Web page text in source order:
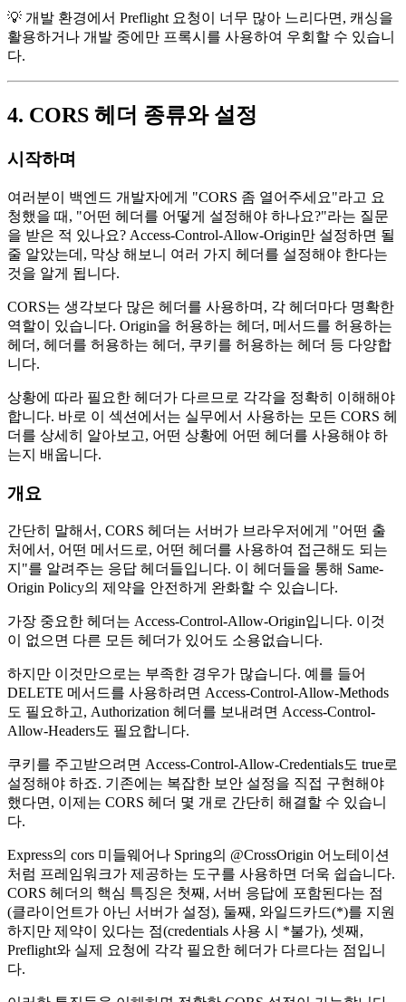
💡 개발 환경에서 Preflight 요청이 너무 많아 느리다면, 캐싱을
활용하거나 개발 중에만 프록시를 사용하여 우회할 수 있습니
다.
4. CORS 헤더 종류와 설정
시작하며
여러분이 백엔드 개발자에게 "CORS 좀 열어주세요"라고 요
청했을 때, "어떤 헤더를 어떻게 설정해야 하나요?"라는 질문
을 받은 적 있나요? Access-Control-Allow-Origin만 설정하면 될
줄 알았는데, 막상 해보니 여러 가지 헤더를 설정해야 한다는
것을 알게 됩니다.
CORS는 생각보다 많은 헤더를 사용하며, 각 헤더마다 명확한
역할이 있습니다. Origin을 허용하는 헤더, 메서드를 허용하는
헤더, 헤더를 허용하는 헤더, 쿠키를 허용하는 헤더 등 다양합
니다.
상황에 따라 필요한 헤더가 다르므로 각각을 정확히 이해해야
합니다. 바로 이 섹션에서는 실무에서 사용하는 모든 CORS 헤
더를 상세히 알아보고, 어떤 상황에 어떤 헤더를 사용해야 하
는지 배웁니다.
개요
간단히 말해서, CORS 헤더는 서버가 브라우저에게 "어떤 출
처에서, 어떤 메서드로, 어떤 헤더를 사용하여 접근해도 되는
지"를 알려주는 응답 헤더들입니다. 이 헤더들을 통해 Same-
Origin Policy의 제약을 안전하게 완화할 수 있습니다.
가장 중요한 헤더는 Access-Control-Allow-Origin입니다. 이것
이 없으면 다른 모든 헤더가 있어도 소용없습니다.
하지만 이것만으로는 부족한 경우가 많습니다. 예를 들어
DELETE 메서드를 사용하려면 Access-Control-Allow-Methods
도 필요하고, Authorization 헤더를 보내려면 Access-Control-
Allow-Headers도 필요합니다.
쿠키를 주고받으려면 Access-Control-Allow-Credentials도 true로
설정해야 하죠. 기존에는 복잡한 보안 설정을 직접 구현해야
했다면, 이제는 CORS 헤더 몇 개로 간단히 해결할 수 있습니
다.
Express의 cors 미들웨어나 Spring의 @CrossOrigin 어노테이션
처럼 프레임워크가 제공하는 도구를 사용하면 더욱 쉽습니다.
CORS 헤더의 핵심 특징은 첫째, 서버 응답에 포함된다는 점
(클라이언트가 아닌 서버가 설정), 둘째, 와일드카드(*)를 지원
하지만 제약이 있다는 점(credentials 사용 시 *불가), 셋째,
Preflight와 실제 요청에 각각 필요한 헤더가 다르다는 점입니
다.